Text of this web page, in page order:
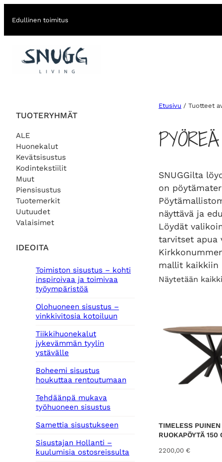
Edullinen toimitus
TUOTERYHMÄT
ALE
Huonekalut
Kevätsisustus
Kodintekstiilit
Muut
Piensisustus
Tuotemerkit
Uutuudet
Valaisimet
IDEOITA
Toimiston sisustus – kohti
inspiroivaa ja toimivaa
työympäristöä
Olohuoneen sisustus –
vinkkivitosia kotoiluun
Tiikkihuonekalut
jykevämmän tyylin
ystävälle
Boheemi sisustus
houkuttaa rentoutumaan
Tehdäänpä mukava
työhuoneen sisustus
Samettia sisustukseen
Sisustajan Hollanti –
kuulumisia ostosreissulta
Etusivu / Tuotteet
SNUGGilta
on
näyttävä ja
Löydät
tarvitset apua
mallit kaikkiin
Näytetään
TIMELESS PUINEN
RUOKAPÖYTÄ 150
2200,00 €